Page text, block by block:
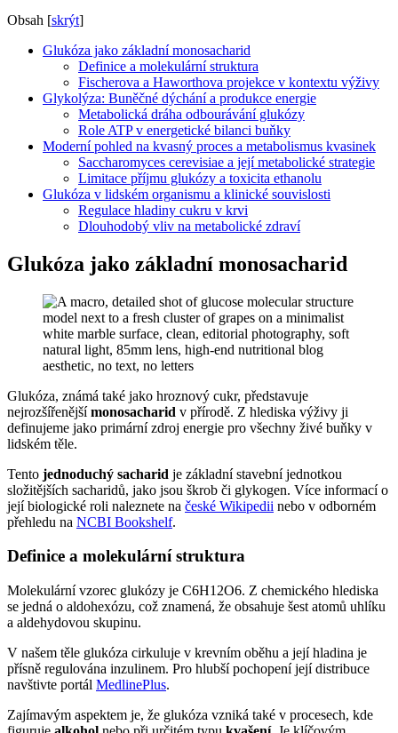
Obsah [skrýt]
Glukóza jako základní monosacharid
Definice a molekulární struktura
Fischerova a Haworthova projekce v kontextu výživy
Glykolýza: Buněčné dýchání a produkce energie
Metabolická dráha odbourávání glukózy
Role ATP v energetické bilanci buňky
Moderní pohled na kvasný proces a metabolismus kvasinek
Saccharomyces cerevisiae a její metabolické strategie
Limitace příjmu glukózy a toxicita ethanolu
Glukóza v lidském organismu a klinické souvislosti
Regulace hladiny cukru v krvi
Dlouhodobý vliv na metabolické zdraví
Glukóza jako základní monosacharid
Glukóza, známá také jako hroznový cukr, představuje
nejrozšířenějšímonosacharid v přírodě. Z hlediska výživy ji
definujeme jako primární zdroj energie pro všechny živé buňky v
lidském těle.
Tento jednoduchý sacharid je základní stavební jednotkou
složitějších sacharidů, jako jsou škrob či glykogen. Více informací o
její biologické roli naleznete na české Wikipedii nebo v odborném
přehledu na NCBI Bookshelf.
Definice a molekulární struktura
Molekulární vzorec glukózy je C6H12O6. Z chemického hlediska
se jedná o aldohexózu, což znamená, že obsahuje šest atomů uhlíku
a aldehydovou skupinu.
V našem těle glukóza cirkuluje v krevním oběhu a její hladina je
přísně regulována inzulinem. Pro hlubší pochopení její distribuce
navštivte portál MedlinePlus.
Zajímavým aspektem je, že glukóza vzniká také v procesech, kde